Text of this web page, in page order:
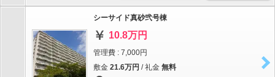
シーサイド真砂弐号棟
10.8万円
管理費 : 7,000円
敷金 21.6万円 / 礼金 無料